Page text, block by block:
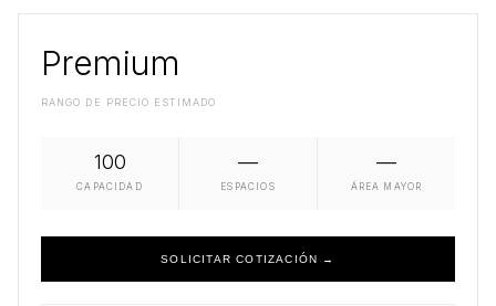
Premium
RANGO DE PRECIO ESTIMADO
100
CAPACIDAD
—
ESPACIOS
—
ÁREA MAYOR
SOLICITAR COTIZACIÓN →